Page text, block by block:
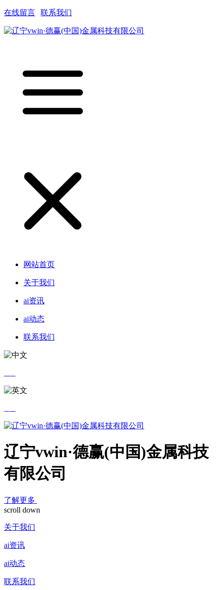
在线留言 联系我们
网站首页
关于我们
ai资讯
ai动态
联系我们
辽宁vwin·德赢(中国)金属科技
有限公司
了解更多
scroll down
关于我们
ai资讯
ai动态
联系我们